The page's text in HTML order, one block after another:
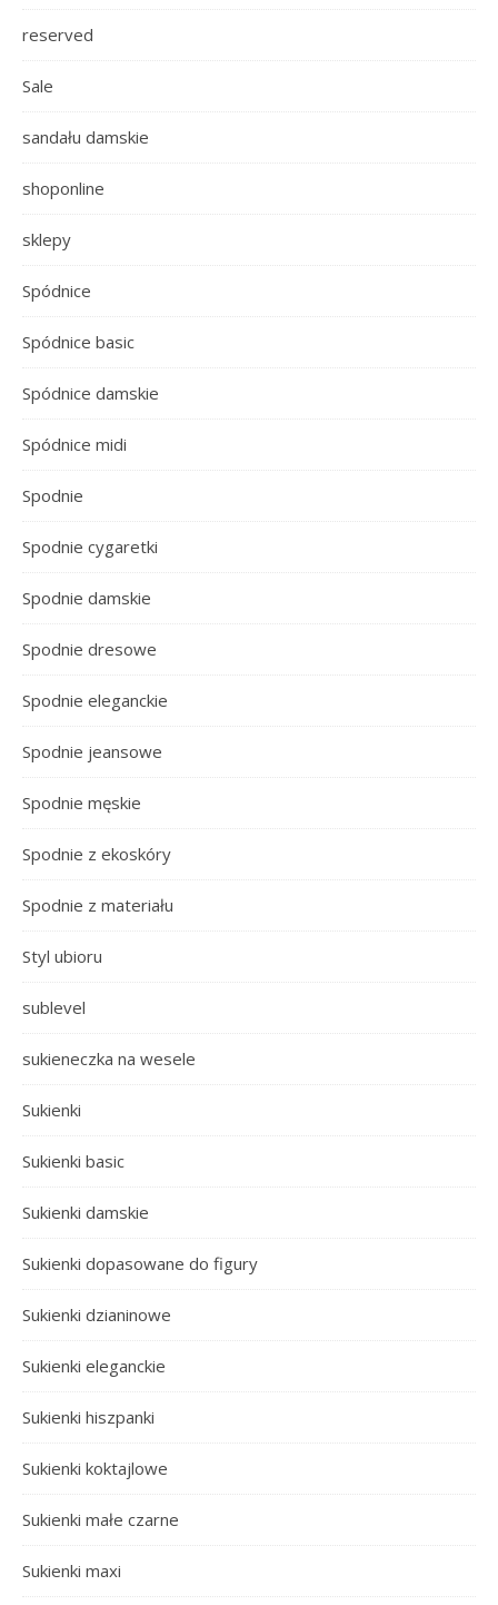
reserved
Sale
sandału damskie
shoponline
sklepy
Spódnice
Spódnice basic
Spódnice damskie
Spódnice midi
Spodnie
Spodnie cygaretki
Spodnie damskie
Spodnie dresowe
Spodnie eleganckie
Spodnie jeansowe
Spodnie męskie
Spodnie z ekoskóry
Spodnie z materiału
Styl ubioru
sublevel
sukieneczka na wesele
Sukienki
Sukienki basic
Sukienki damskie
Sukienki dopasowane do figury
Sukienki dzianinowe
Sukienki eleganckie
Sukienki hiszpanki
Sukienki koktajlowe
Sukienki małe czarne
Sukienki maxi